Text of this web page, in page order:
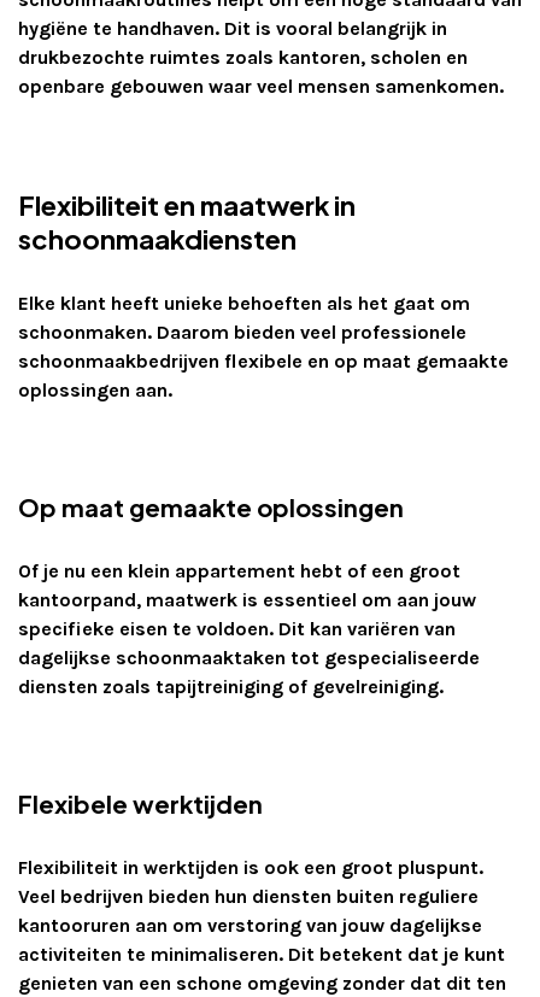
hygiëne te handhaven. Dit is vooral belangrijk in
drukbezochte ruimtes zoals kantoren, scholen en
openbare gebouwen waar veel mensen samenkomen.
Flexibiliteit en maatwerk in
schoonmaakdiensten
Elke klant heeft unieke behoeften als het gaat om
schoonmaken. Daarom bieden veel professionele
schoonmaakbedrijven flexibele en op maat gemaakte
oplossingen aan.
Op maat gemaakte oplossingen
Of je nu een klein appartement hebt of een groot
kantoorpand, maatwerk is essentieel om aan jouw
specifieke eisen te voldoen. Dit kan variëren van
dagelijkse schoonmaaktaken tot gespecialiseerde
diensten zoals tapijtreiniging of gevelreiniging.
Flexibele werktijden
Flexibiliteit in werktijden is ook een groot pluspunt.
Veel bedrijven bieden hun diensten buiten reguliere
kantooruren aan om verstoring van jouw dagelijkse
activiteiten te minimaliseren. Dit betekent dat je kunt
genieten van een schone omgeving zonder dat dit ten